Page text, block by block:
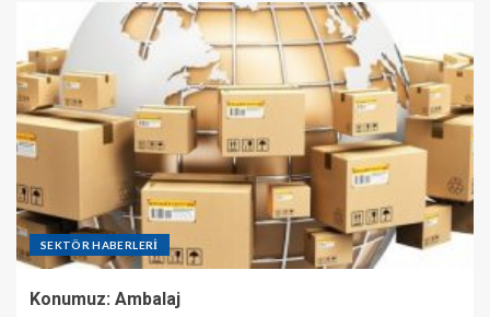
SEKTÖR HABERLERİ
Konumuz: Ambalaj